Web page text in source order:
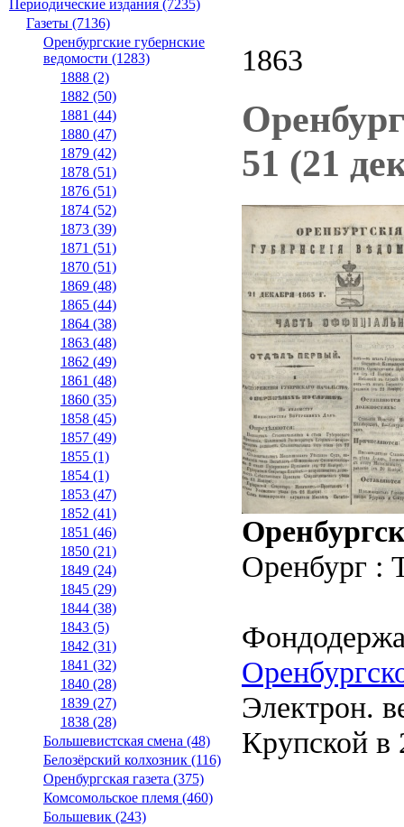
Периодические издания (7235)
Газеты (7136)
Оренбургские губернские
ведомости (1283)
1888 (2)
1882 (50)
1881 (44)
1880 (47)
1879 (42)
1878 (51)
1876 (51)
1874 (52)
1873 (39)
1871 (51)
1870 (51)
1869 (48)
1865 (44)
1864 (38)
1863 (48)
1862 (49)
1861 (48)
1860 (35)
1858 (45)
1857 (49)
1855 (1)
1854 (1)
1853 (47)
1852 (41)
1851 (46)
1850 (21)
1849 (24)
1845 (29)
1844 (38)
1843 (5)
1842 (31)
1841 (32)
1840 (28)
1839 (27)
1838 (28)
Большевистская смена (48)
Белозёрский колхозник (116)
Оренбургская газета (375)
Комсомольское племя (460)
Большевик (243)
1863
51 (21
Оренбург :
Электрон.
Крупской в